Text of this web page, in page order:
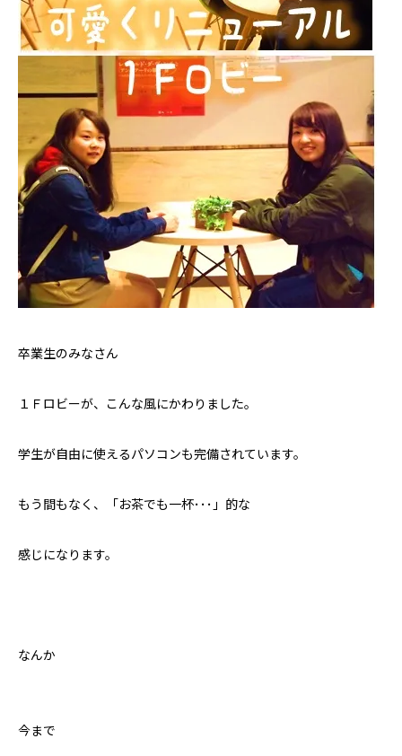
卒業生のみなさん
１Ｆロビーが、こんな風にかわりました。
学生が自由に使えるパソコンも完備されています。
もう間もなく、「お茶でも一杯･･･」的な
感じになります。
なんか
今まで